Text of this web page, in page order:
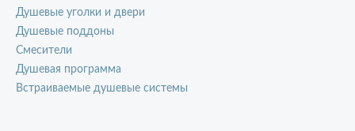
Душевые уголки и двери
Душевые поддоны
Смесители
Душевая программа
Встраиваемые душевые системы